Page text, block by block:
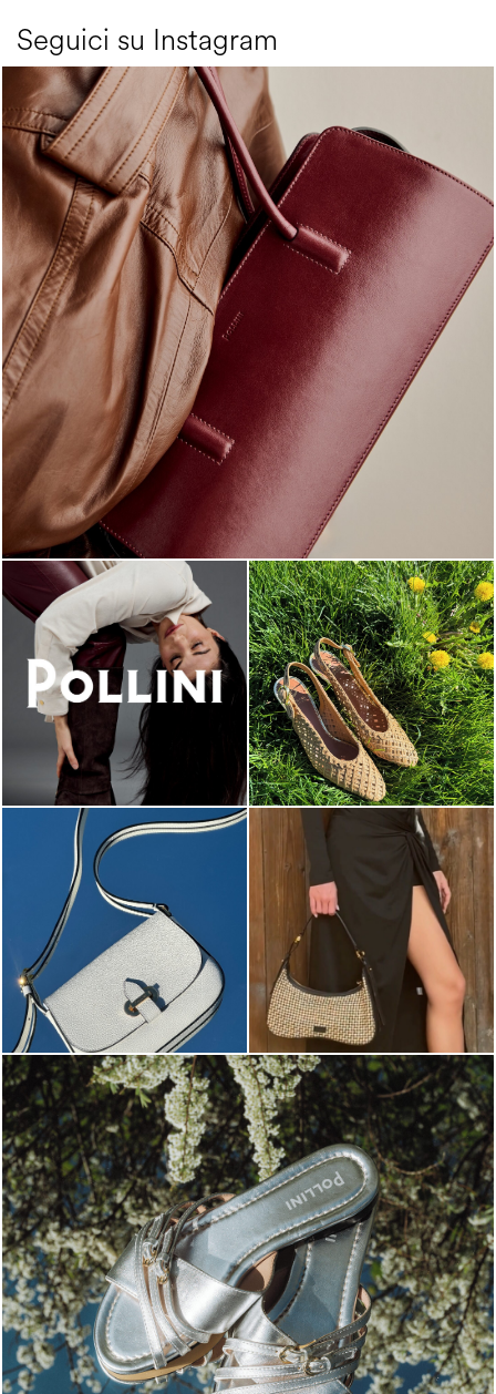
Seguici su Instagram
Classy, sassy, trendy - the new Pollini Lady Bag is ...
Blending sass and class, the Echos mule in silver is...